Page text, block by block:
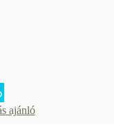
ajánló